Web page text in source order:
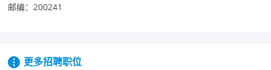
邮编： 200241
更多招聘职位